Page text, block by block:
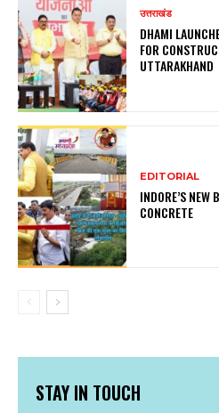
उत्तराखंड
DHAMI
FOR
UTTARAKHAND
EDITORIAL
INDORE’S NEW
CONCRETE
STAY IN TOUCH